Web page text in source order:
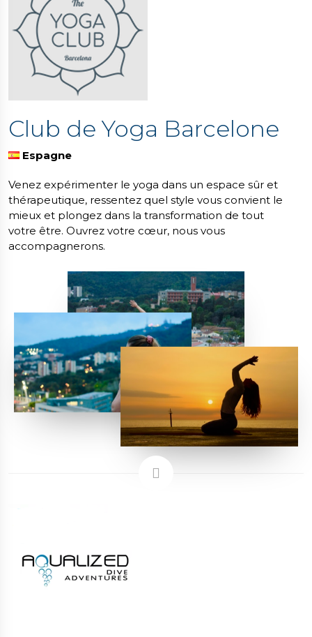
Club de Yoga Barcelone
Espagne
Venez expérimenter le yoga dans un espace sûr et
thérapeutique, ressentez quel style vous convient le
mieux et plongez dans la transformation de tout
votre être. Ouvrez votre cœur, nous vous
accompagnerons.